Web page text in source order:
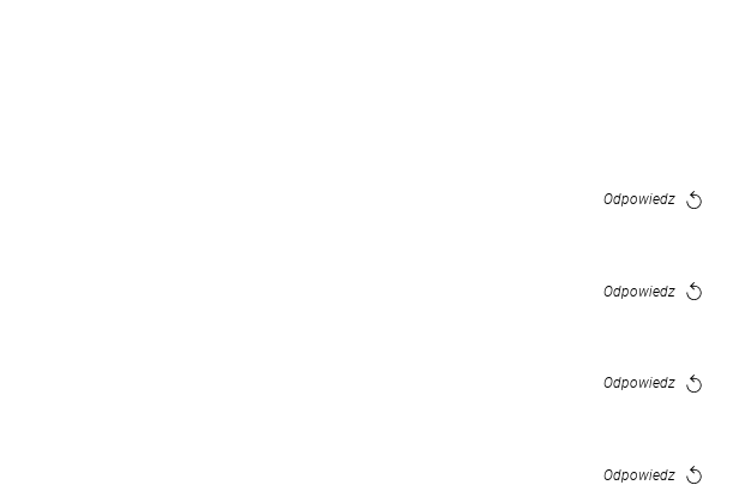
Odpowiedz
Odpowiedz
Odpowiedz
Odpowiedz